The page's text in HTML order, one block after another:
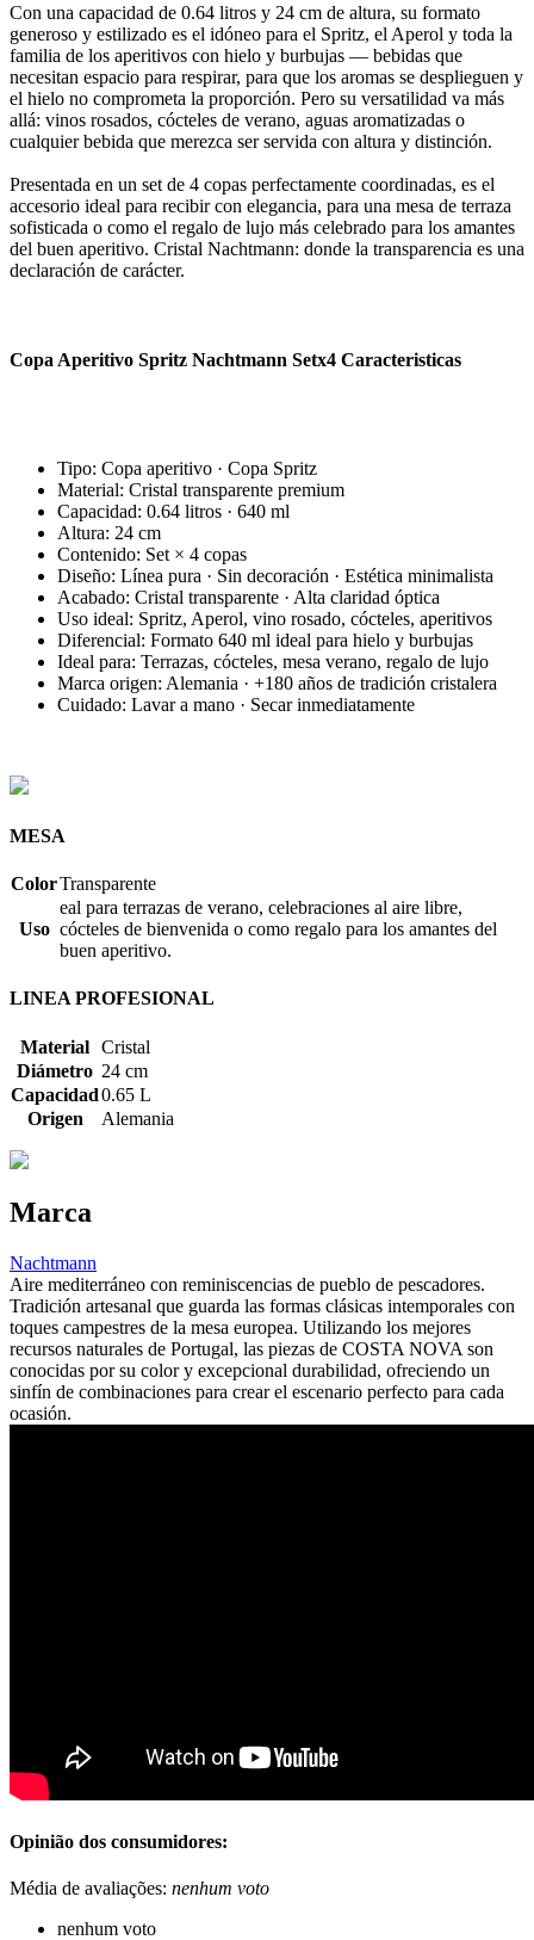
Con una capacidad de 0.64 litros y 24 cm de altura, su formato
generoso y estilizado es el idóneo para el Spritz, el Aperol y toda la
familia de los aperitivos con hielo y burbujas — bebidas que
necesitan espacio para respirar, para que los aromas se desplieguen y
el hielo no comprometa la proporción. Pero su versatilidad va más
allá: vinos rosados, cócteles de verano, aguas aromatizadas o
cualquier bebida que merezca ser servida con altura y distinción.
Presentada en un set de 4 copas perfectamente coordinadas, es el
accesorio ideal para recibir con elegancia, para una mesa de terraza
sofisticada o como el regalo de lujo más celebrado para los amantes
del buen aperitivo. Cristal Nachtmann: donde la transparencia es una
declaración de carácter.
Copa Aperitivo Spritz Nachtmann Setx4 Caracteristicas
Tipo: Copa aperitivo · Copa Spritz
Material: Cristal transparente premium
Capacidad: 0.64 litros · 640 ml
Altura: 24 cm
Contenido: Set × 4 copas
Diseño: Línea pura · Sin decoración · Estética minimalista
Acabado: Cristal transparente · Alta claridad óptica
Uso ideal: Spritz, Aperol, vino rosado, cócteles, aperitivos
Diferencial: Formato 640 ml ideal para hielo y burbujas
Ideal para: Terrazas, cócteles, mesa verano, regalo de lujo
Marca origen: Alemania · +180 años de tradición cristalera
Cuidado: Lavar a mano · Secar inmediatamente
MESA
ColorTransparente
Uso
eal para terrazas de verano, celebraciones al aire libre,
cócteles de bienvenida o como regalo para los amantes del
buen aperitivo.
LINEA PROFESIONAL
Material Cristal
Diámetro 24 cm
Capacidad0.65 L
Origen
Alemania
Marca
Nachtmann
Aire mediterráneo con reminiscencias de pueblo de pescadores.
Tradición artesanal que guarda las formas clásicas intemporales con
toques campestres de la mesa europea. Utilizando los mejores
recursos naturales de Portugal, las piezas de COSTA NOVA son
conocidas por su color y excepcional durabilidad, ofreciendo un
sinfín de combinaciones para crear el escenario perfecto para cada
ocasión.
Opinião dos consumidores:
Média de avaliações: nenhum voto
nenhum voto